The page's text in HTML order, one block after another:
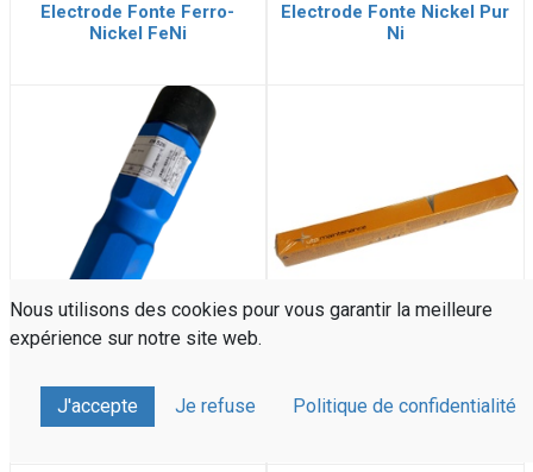
Electrode Fonte Ferro-
Nickel FeNi
Electrode Fonte Nickel Pur
Ni
Electrode de rechargement
Dur au Carbure EH528
Réparation 312 UTP 65D
Nous utilisons des cookies pour vous garantir la meilleure
expérience sur notre site web.
J'accepte Je refuse Politique de confidentialité